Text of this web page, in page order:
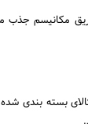
مکانیسم جذب
بسته بندی